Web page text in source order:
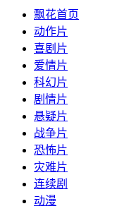
飘花首页
动作片
喜剧片
爱情片
科幻片
剧情片
悬疑片
战争片
恐怖片
灾难片
连续剧
动漫